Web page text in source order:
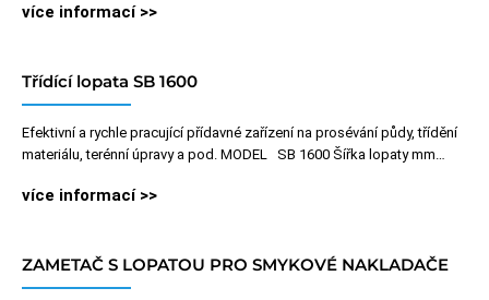
více informací >>
Třídící lopata SB 1600
Efektivní a rychle pracující přídavné zařízení na prosévání půdy, třídění
materiálu, terénní úpravy a pod. MODEL SB 1600 Šířka lopaty mm…
více informací >>
ZAMETAČ S LOPATOU PRO SMYKOVÉ NAKLADAČE